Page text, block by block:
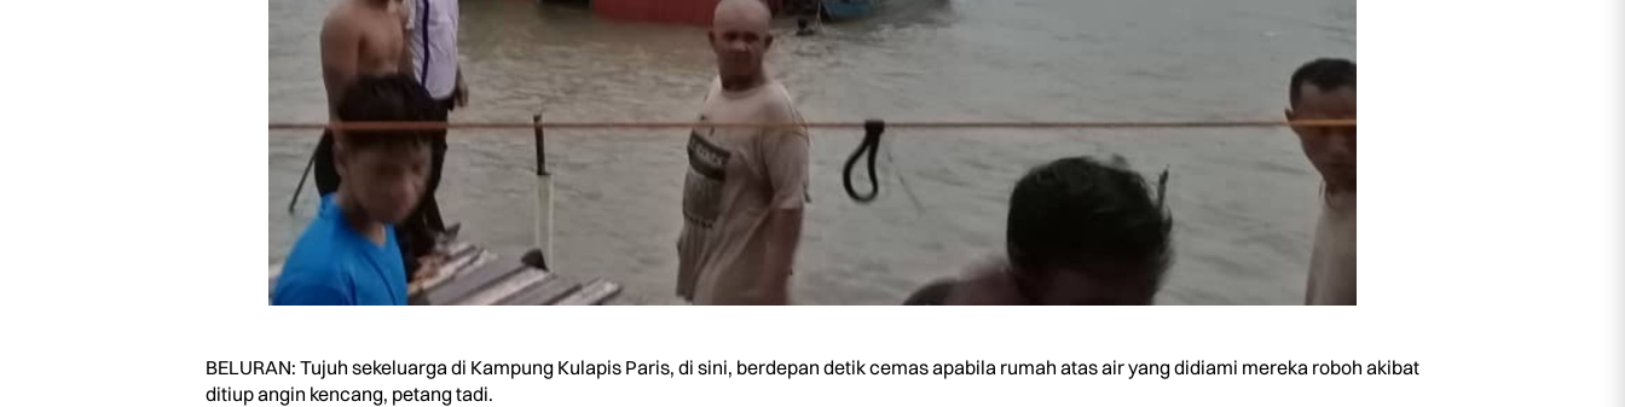
BELURAN: Tujuh sekeluarga di Kampung Kulapis Paris, di sini, berdepan detik cemas apabila rumah atas air yang didiami mereka roboh akibat
ditiup angin kencang, petang tadi.